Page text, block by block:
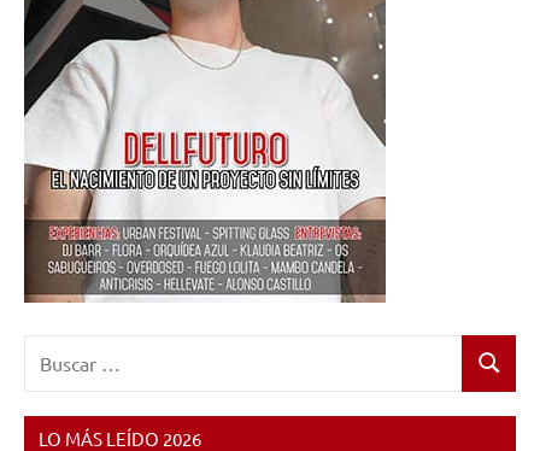
Buscar
LO MÁS LEÍDO 2026